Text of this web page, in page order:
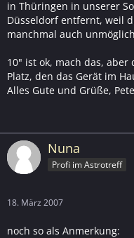
in Thüringen in unserer
Düsseldorf entfernt, weil
manchmal auch
10" ist ok, mach das,
Platz, den das Gerät im
Alles Gute und Grüße,
Nuna
Profi im Astrotreff
18. März 2007
noch so als Anmerkung: